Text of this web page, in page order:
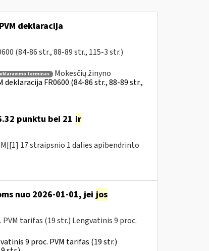
deklaracija
(84-86 str., 88-89 str., 115-3 str.)
terminas
Mokesčių žinyno
FR0600 (84-86 str., 88-89 str.,
punktu bei 21 ir
17 straipsnio 1 dalies apibendrinto
nuo 2026-01-01, jei jos
PVM tarifas (19 str.) Lengvatinis 9 proc.
9 proc. PVM tarifas (19 str.)